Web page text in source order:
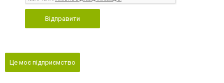
Відправити
Це моє підприємство